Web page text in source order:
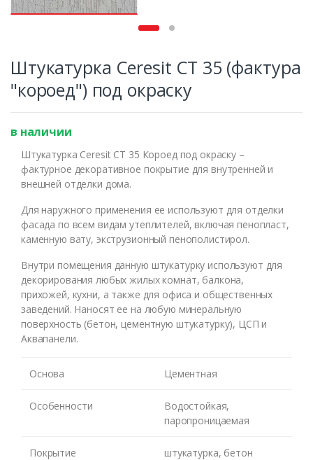
Штукатурка Ceresit СТ 35 (фактура
"короед") под окраску
в наличии
Штукатурка Ceresit СТ 35 Короед под окраску –
фактурное декоративное покрытие для внутренней и
внешней отделки дома.
Для наружного применения ее используют для отделки
фасада по всем видам утеплителей, включая пенопласт,
каменную вату, экструзионный пенополистирол.
Внутри помещения данную штукатурку используют для
декорирования любых жилых комнат, балкона,
прихожей, кухни, а также для офиса и общественных
заведений. Наносят ее на любую минеральную
поверхность (бетон, цементную штукатурку), ЦСП и
Аквапанели.
Основа Цементная
Особенности
Водостойкая,
паропроницаемая
Покрытие штукатурка, бетон
Оставьте номер и мы
перезвоним Вам
ЖДУ ЗВОНКА